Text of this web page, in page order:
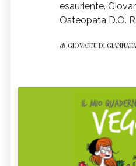
esauriente.
Osteopata D.O.
di GIOVANNI DI